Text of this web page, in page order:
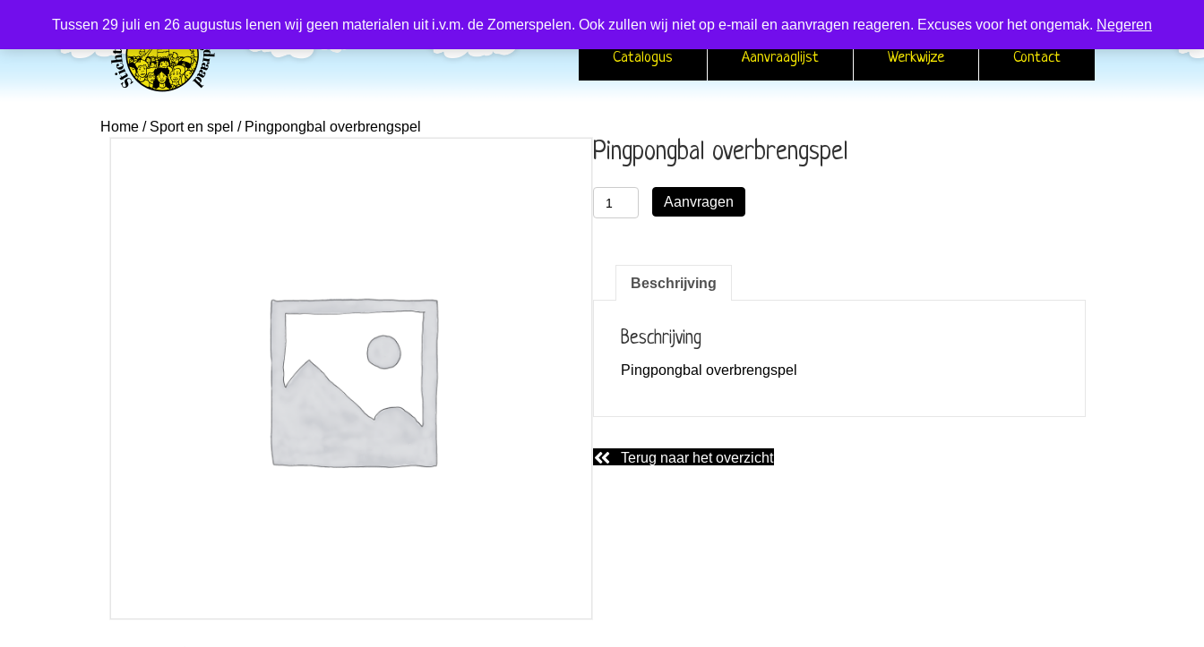
Tussen 29 juli en 26 augustus lenen wij geen materialen uit i.v.m. de Zomerspelen. Ook zullen wij niet op e-mail en aanvragen reageren. Excuses voor het ongemak. Negeren
zoeken
Catalogus Aanvraaglijst Werkwijze Contact
Home / Sport en spel / Pingpongbal overbrengspel
Pingpongbal overbrengspel
Pingpongbal
overbrengspel
Aanvragen
Beschrijving
Beschrijving
Pingpongbal overbrengspel
Terug naar het overzicht